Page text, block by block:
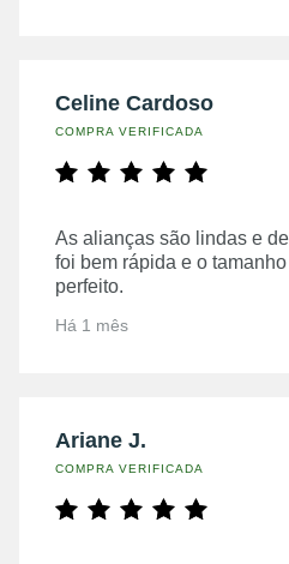
Celine Cardoso
COMPRA VERIFICADA
As alianças são lindas e
foi bem rápida e o
perfeito.
Há 1 mês
Ariane J.
COMPRA VERIFICADA